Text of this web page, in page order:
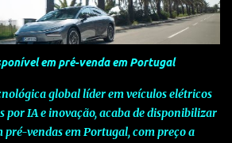
em pré-venda em Portugal
global líder em veículos elétricos
por IA e inovação, acaba de disponibilizar
pré-vendas em Portugal, com preço a